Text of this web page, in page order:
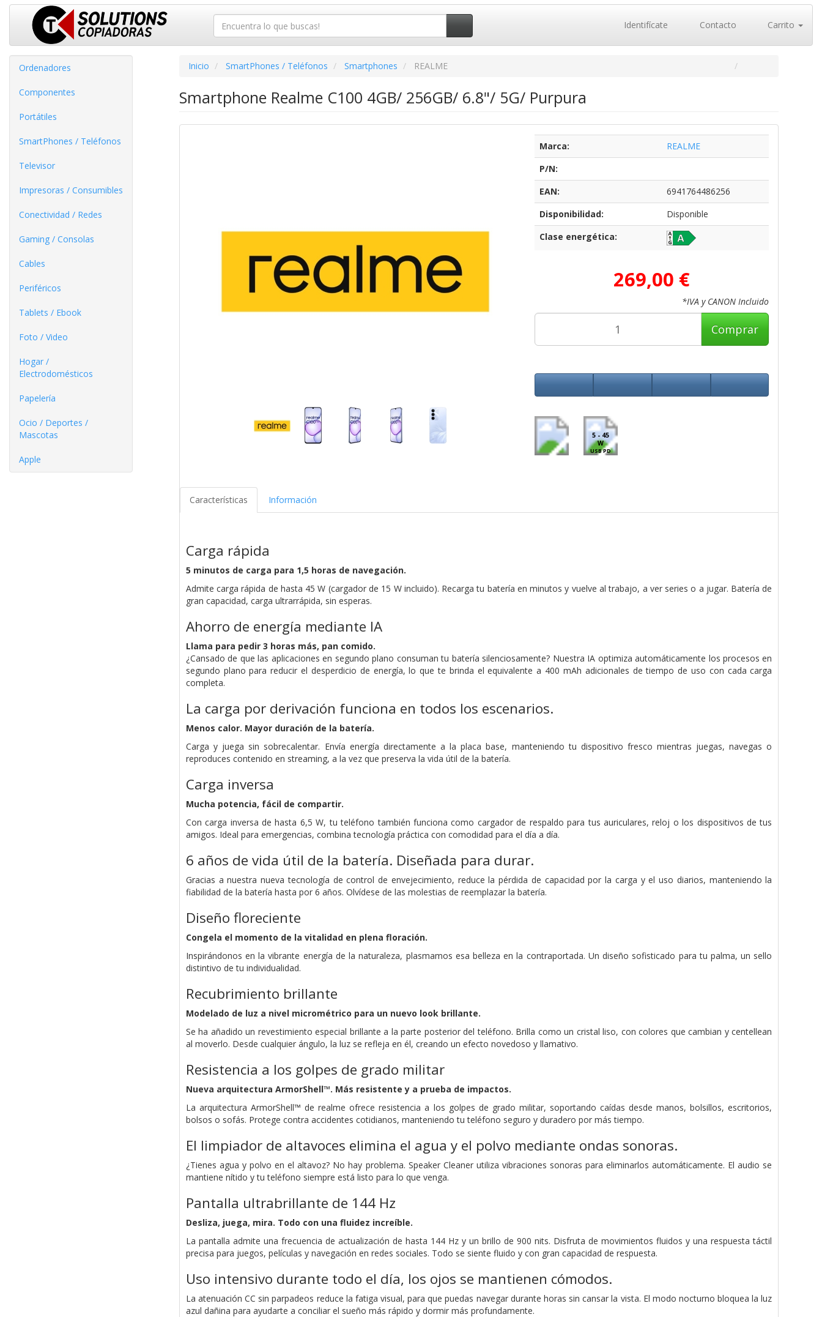
Identifícate Contacto Carrito
Ordenadores
Componentes
Portátiles
SmartPhones / Teléfonos
Televisor
Impresoras / Consumibles
Conectividad / Redes
Gaming / Consolas
Cables
Periféricos
Tablets / Ebook
Foto / Video
Hogar /
Electrodomésticos
Papelería
Ocio / Deportes /
Mascotas
Apple
Inicio SmartPhones / Teléfonos Smartphones REALME
Smartphone Realme C100 4GB/ 256GB/ 6.8"/ 5G/ Purpura
Marca:
REALME
P/N:
EAN:
6941764486256
Disponibilidad:
Disponible
Clase energética:
269,00 €
*IVA y CANON Incluido
Comprar
5 - 45
W
USB PD
Características Información
Carga rápida
5 minutos de carga para 1,5 horas de navegación.
Admite carga rápida de hasta 45 W (cargador de 15 W incluido). Recarga tu batería en minutos y vuelve al trabajo, a ver series o a jugar. Batería de
gran capacidad, carga ultrarrápida, sin esperas.
Ahorro de energía mediante IA
Llama para pedir 3 horas más, pan comido.
¿Cansado de que las aplicaciones en segundo plano consuman tu batería silenciosamente? Nuestra IA optimiza automáticamente los procesos en
segundo plano para reducir el desperdicio de energía, lo que te brinda el equivalente a 400 mAh adicionales de tiempo de uso con cada carga
completa.
La carga por derivación funciona en todos los escenarios.
Menos calor. Mayor duración de la batería.
Carga y juega sin sobrecalentar. Envía energía directamente a la placa base, manteniendo tu dispositivo fresco mientras juegas, navegas o
reproduces contenido en streaming, a la vez que preserva la vida útil de la batería.
Carga inversa
Mucha potencia, fácil de compartir.
Con carga inversa de hasta 6,5 ​​W, tu teléfono también funciona como cargador de respaldo para tus auriculares, reloj o los dispositivos de tus
amigos. Ideal para emergencias, combina tecnología práctica con comodidad para el día a día.
6 años de vida útil de la batería. Diseñada para durar.
Gracias a nuestra nueva tecnología de control de envejecimiento, reduce la pérdida de capacidad por la carga y el uso diarios, manteniendo la
fiabilidad de la batería hasta por 6 años. Olvídese de las molestias de reemplazar la batería.
Diseño floreciente
Congela el momento de la vitalidad en plena floración.
Inspirándonos en la vibrante energía de la naturaleza, plasmamos esa belleza en la contraportada. Un diseño sofisticado para tu palma, un sello
distintivo de tu individualidad.
Recubrimiento brillante
Modelado de luz a nivel micrométrico para un nuevo look brillante.
Se ha añadido un revestimiento especial brillante a la parte posterior del teléfono. Brilla como un cristal liso, con colores que cambian y centellean
al moverlo. Desde cualquier ángulo, la luz se refleja en él, creando un efecto novedoso y llamativo.
Resistencia a los golpes de grado militar
Nueva arquitectura ArmorShell™. Más resistente y a prueba de impactos.
La arquitectura ArmorShell™ de realme ofrece resistencia a los golpes de grado militar, soportando caídas desde manos, bolsillos, escritorios,
bolsos o sofás. Protege contra accidentes cotidianos, manteniendo tu teléfono seguro y duradero por más tiempo.
El limpiador de altavoces elimina el agua y el polvo mediante ondas sonoras.
¿Tienes agua y polvo en el altavoz? No hay problema. Speaker Cleaner utiliza vibraciones sonoras para eliminarlos automáticamente. El audio se
mantiene nítido y tu teléfono siempre está listo para lo que venga.
Pantalla ultrabrillante de 144 Hz
Desliza, juega, mira. Todo con una fluidez increíble.
La pantalla admite una frecuencia de actualización de hasta 144 Hz y un brillo de 900 nits. Disfruta de movimientos fluidos y una respuesta táctil
precisa para juegos, películas y navegación en redes sociales. Todo se siente fluido y con gran capacidad de respuesta.
Uso intensivo durante todo el día, los ojos se mantienen cómodos.
La atenuación CC sin parpadeos reduce la fatiga visual, para que puedas navegar durante horas sin cansar la vista. El modo nocturno bloquea la luz
azul dañina para ayudarte a conciliar el sueño más rápido y dormir más profundamente.